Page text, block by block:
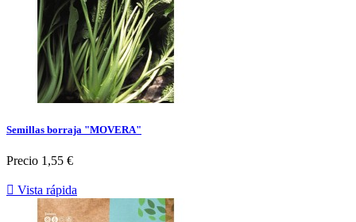
Semillas borraja "MOVERA"
Precio 1,55 €
 Vista rápida